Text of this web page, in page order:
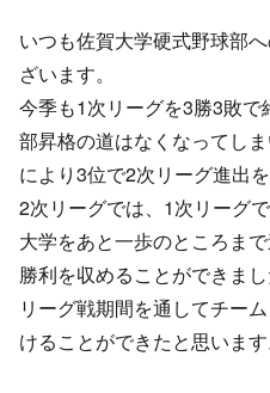
いつも佐賀大学硬式野球部
ざいます。
今季も1次リーグを3勝3敗
部昇格の道はなくなってし
により3位で2次リーグ進出
2次リーグでは、1次リーグ
大学をあと一歩のところま
勝利を収めることができまし
リーグ戦期間を通してチー
けることができたと思います